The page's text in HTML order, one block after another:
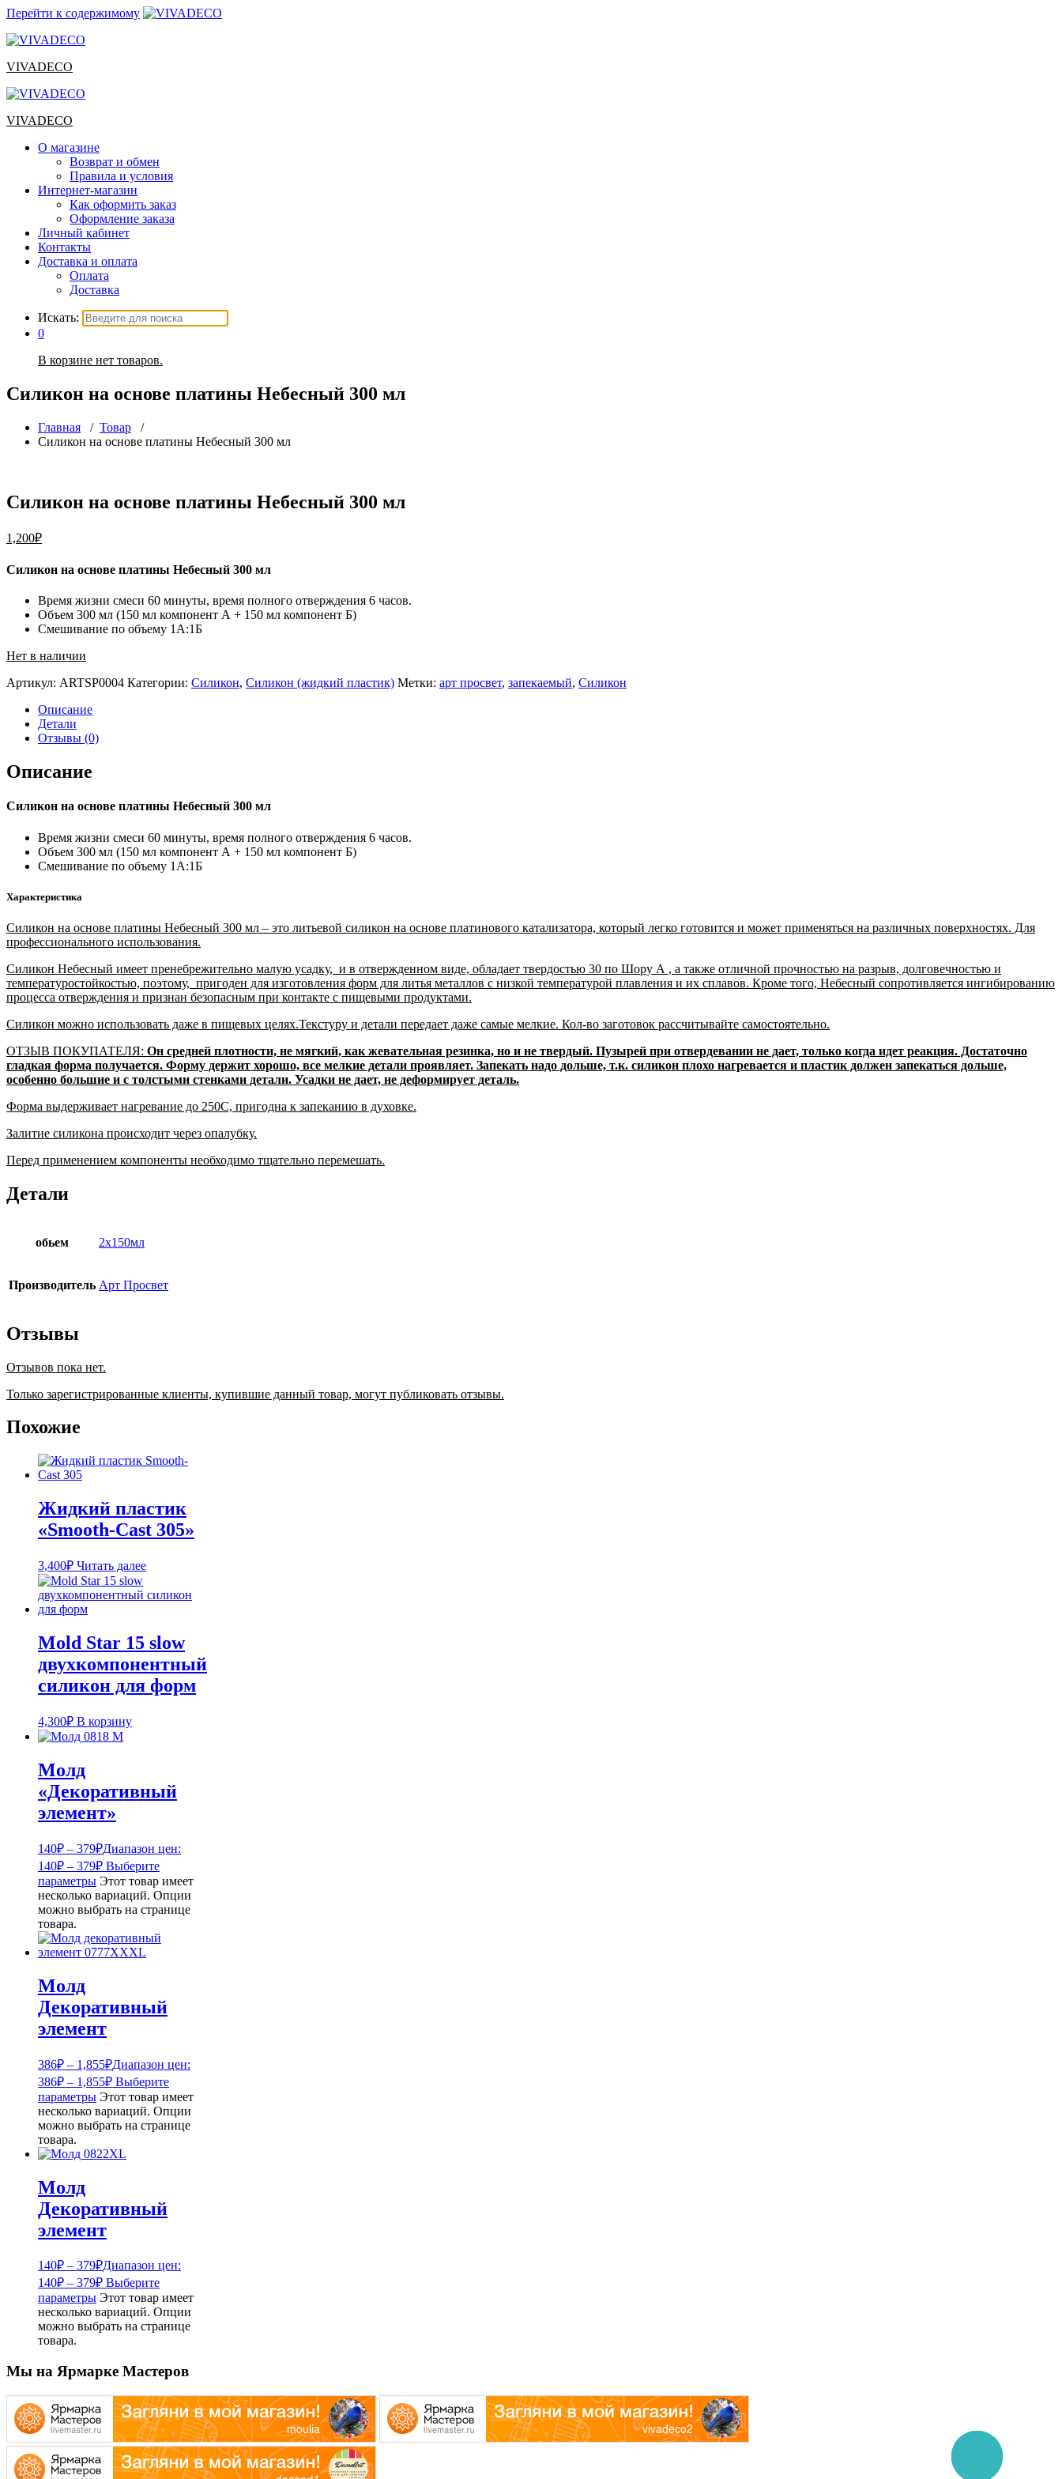
Перейти к содержимому
VIVADECO
VIVADECO
О магазине
Возврат и обмен
Правила и условия
Интернет-магазин
Как оформить заказ
Оформление заказа
Личный кабинет
Контакты
Доставка и оплата
Оплата
Доставка
Искать:
0
В корзине нет товаров.
Силикон на основе платины Небесный 300 мл
Главная / Товар /
Силикон на основе платины Небесный 300 мл
Силикон на основе платины Небесный 300 мл
1,200₽
Силикон на основе платины Небесный 300 мл
Время жизни смеси 60 минуты, время полного отверждения 6 часов.
Объем 300 мл (150 мл компонент А + 150 мл компонент Б)
Смешивание по объему 1А:1Б
Нет в наличии
Артикул: ARTSP0004 Категории: Силикон, Силикон (жидкий пластик) Метки: арт просвет, запекаемый, Силикон
Описание
Детали
Отзывы (0)
Описание
Силикон на основе платины Небесный 300 мл
Время жизни смеси 60 минуты, время полного отверждения 6 часов.
Объем 300 мл (150 мл компонент А + 150 мл компонент Б)
Смешивание по объему 1А:1Б
Характеристика
Силикон на основе платины Небесный 300 мл – это литьевой силикон на основе платинового катализатора, который легко готовится и может применяться на различных поверхностях. Для
профессионального использования.
Силикон Небесный имеет пренебрежительно малую усадку, и в отвержденном виде, обладает твердостью 30 по Шору А , а также отличной прочностью на разрыв, долговечностью и
температуростойкостью, поэтому, пригоден для изготовления форм для литья металлов с низкой температурой плавления и их сплавов. Кроме того, Небесный сопротивляется ингибированию
процесса отверждения и признан безопасным при контакте с пищевыми продуктами.
Силикон можно использовать даже в пищевых целях.Текстуру и детали передает даже самые мелкие. Кол-во заготовок рассчитывайте самостоятельно.
ОТЗЫВ ПОКУПАТЕЛЯ: Он средней плотности, не мягкий, как жевательная резинка, но и не твердый. Пузырей при отвердевании не дает, только когда идет реакция. Достаточно
гладкая форма получается. Форму держит хорошо, все мелкие детали проявляет. Запекать надо дольше, т.к. силикон плохо нагревается и пластик должен запекаться дольше,
особенно большие и с толстыми стенками детали. Усадки не дает, не деформирует деталь.
Форма выдерживает нагревание до 250С, пригодна к запеканию в духовке.
Залитие силикона происходит через опалубку.
Перед применением компоненты необходимо тщательно перемешать.
Детали
обьем 2х150мл
Производитель Арт Просвет
Отзывы
Отзывов пока нет.
Только зарегистрированные клиенты, купившие данный товар, могут публиковать отзывы.
Похожие
Жидкий пластик
«Smooth-Cast 305»
3,400₽ Читать далее
Mold Star 15 slow
двухкомпонентный
силикон для форм
4,300₽ В корзину
Молд
«Декоративный
элемент»
140₽ – 379₽Диапазон цен:
140₽ – 379₽ Выберите
параметры Этот товар имеет
несколько вариаций. Опции
можно выбрать на странице
товара.
Молд
Декоративный
элемент
386₽ – 1,855₽Диапазон цен:
386₽ – 1,855₽ Выберите
параметры Этот товар имеет
несколько вариаций. Опции
можно выбрать на странице
товара.
Молд
Декоративный
элемент
140₽ – 379₽Диапазон цен:
140₽ – 379₽ Выберите
параметры Этот товар имеет
несколько вариаций. Опции
можно выбрать на странице
товара.
Мы на Ярмарке Мастеров
Заказать